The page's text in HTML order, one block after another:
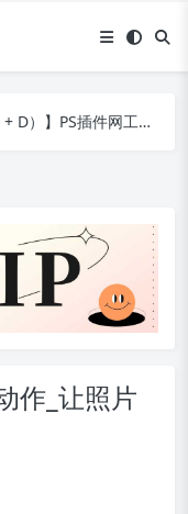
30准时更新！（特殊原因除外）
30准时更新！（特殊原因除外）
作_让照片